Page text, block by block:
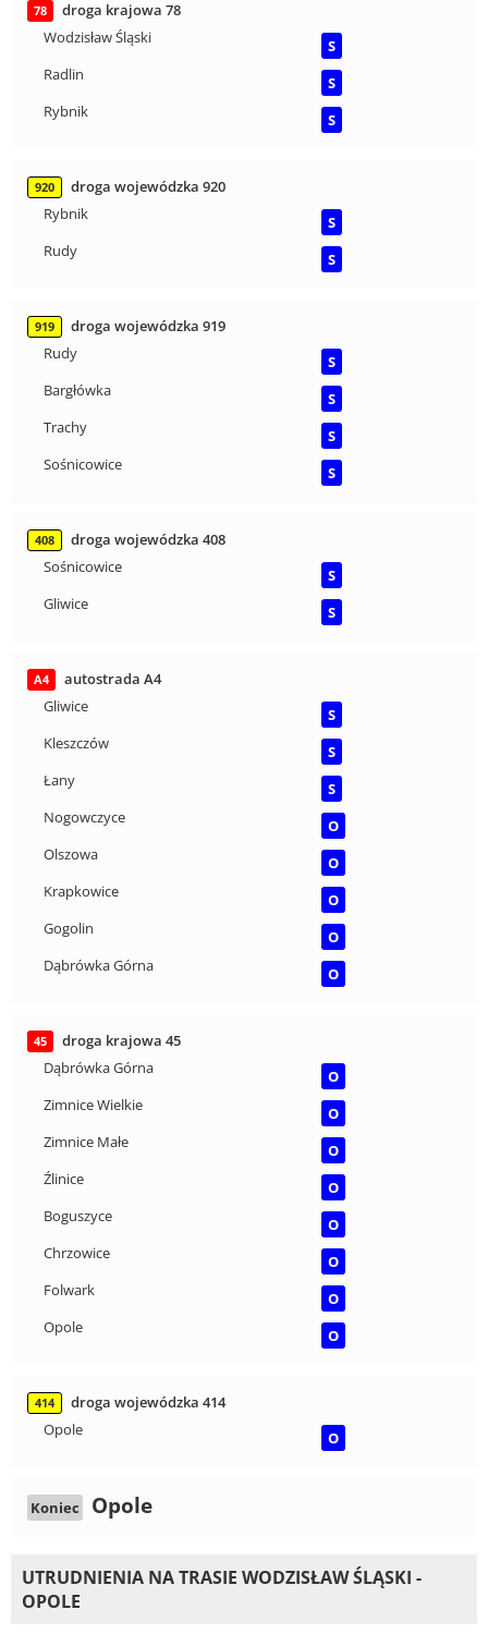
78
droga krajowa 78
Wodzisław Śląski
S
Radlin
S
Rybnik
S
920
droga wojewódzka 920
Rybnik
S
Rudy
S
919
droga wojewódzka 919
Rudy
S
Bargłówka
S
Trachy
S
Sośnicowice
S
408
droga wojewódzka 408
Sośnicowice
S
Gliwice
S
A4
autostrada A4
Gliwice
S
Kleszczów
S
Łany
S
Nogowczyce
O
Olszowa
O
Krapkowice
O
Gogolin
O
Dąbrówka Górna
O
45
droga krajowa 45
Dąbrówka Górna
O
Zimnice Wielkie
O
Zimnice Małe
O
Źlinice
O
Boguszyce
O
Chrzowice
O
Folwark
O
Opole
O
414
droga wojewódzka 414
Opole
O
Koniec Opole
UTRUDNIENIA NA TRASIE WODZISŁAW ŚLĄSKI -
OPOLE